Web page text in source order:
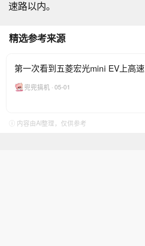
速路以内。
精选参考来源
第一次看到五菱宏光mini EV上高速
兜兜搞机 · 05-01
ⓘ 内容由AI整理，仅供参考